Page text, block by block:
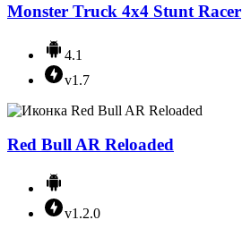
Monster Truck 4x4 Stunt Racer
4.1
v1.7
Red Bull AR Reloaded
v1.2.0